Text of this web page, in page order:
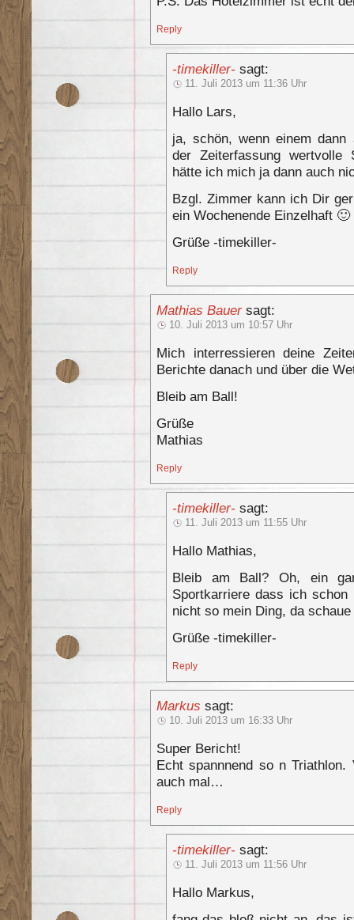
Reply
-timekiller- sagt:
11. Juli 2013 um 11:36 Uhr
Hallo Lars,
ja, schön, wenn einem
der Zeiterfassung wertvolle
hätte ich mich ja dann auch
Bzgl. Zimmer kann ich Dir
ein Wochenende Einzelhaft 🙂
Grüße -timekiller-
Reply
Mathias Bauer sagt:
10. Juli 2013 um 10:57 Uhr
Mich interressieren deine
Berichte danach und über die
Bleib am Ball!
Grüße
Mathias
Reply
-timekiller- sagt:
11. Juli 2013 um 11:55 Uhr
Hallo Mathias,
Bleib am Ball? Oh, ein
Sportkarriere dass ich
nicht so mein Ding, da
Grüße -timekiller-
Reply
Markus sagt:
10. Juli 2013 um 16:33 Uhr
Super Bericht!
Echt spannnend so n
auch mal…
Reply
-timekiller- sagt:
11. Juli 2013 um 11:56 Uhr
Hallo Markus,